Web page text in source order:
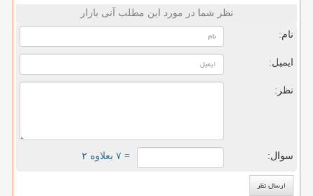
نظر شما در مورد این مطلب آنی بازار
نام:
ایمیل:
نظر:
سوال: = ۷ بعلاوه ۲